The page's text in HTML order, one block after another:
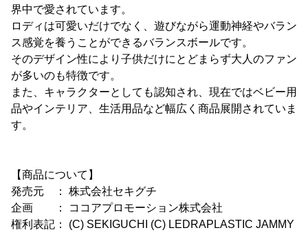
界中で愛されています。
ロディは可愛いだけでなく、遊びながら運動神経やバラン
ス感覚を養うことができるバランスボールです。
そのデザイン性により子供だけにとどまらず大人のファン
が多いのも特徴です。
また、キャラクターとしても認知され、現在ではベビー用
品やインテリア、生活用品など幅広く商品展開されていま
す。
【商品について】
発売元 ： 株式会社セキグチ
企画 ： ココアプロモーション株式会社
権利表記： (C) SEKIGUCHI (C) LEDRAPLASTIC JAMMY